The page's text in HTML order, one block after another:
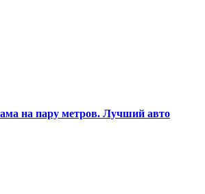
на пару метров. Лучший авто